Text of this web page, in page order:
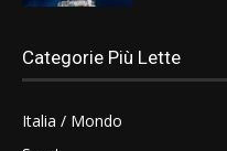
Categorie Più Lette
Italia / Mondo